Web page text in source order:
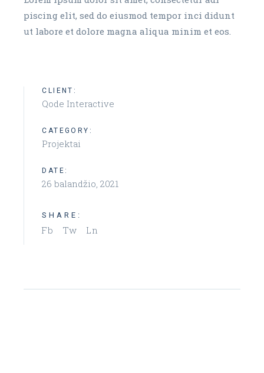
piscing elit, sed do eiusmod tempor inci didunt
ut labore et dolore magna aliqua minim et eos.
CLIENT:
Qode Interactive
CATEGORY:
Projektai
DATE:
26 balandžio, 2021
SHARE:
Fb Tw Ln